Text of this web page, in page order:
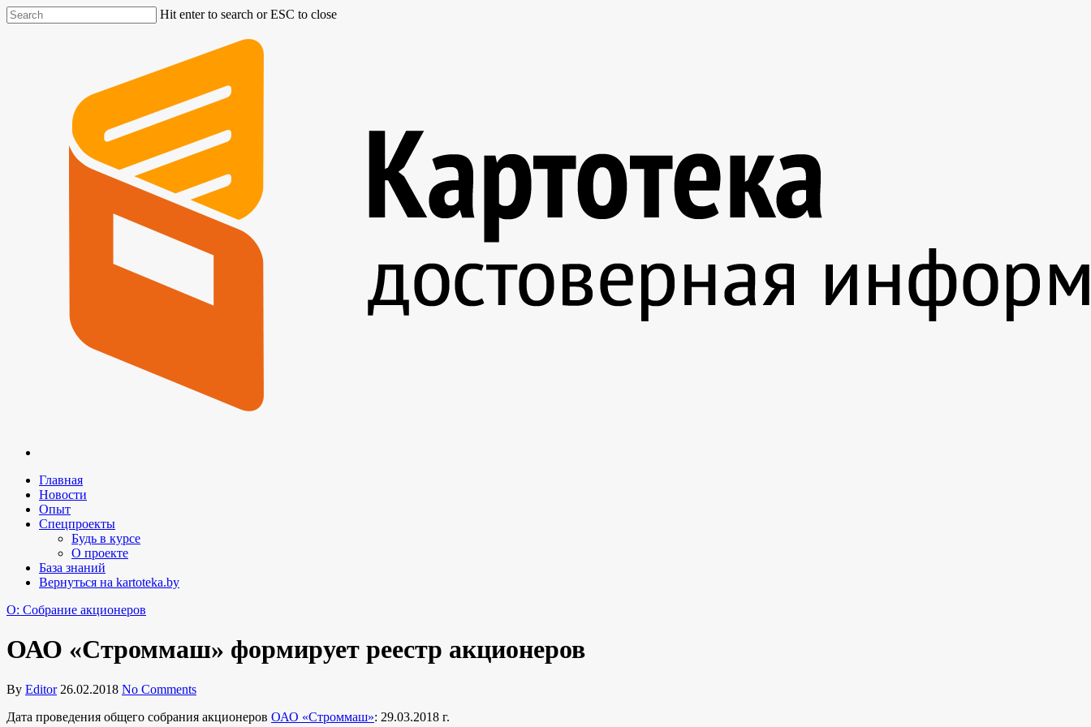
Hit enter to search or ESC to close
Главная
Новости
Опыт
Спецпроекты
Будь в курсе
О проекте
База знаний
Вернуться на kartoteka.by
O: Собрание акционеров
ОАО «Строммаш» формирует реестр акционеров
By Editor 26.02.2018 No Comments
Дата проведения общего собрания акционеров ОАО «Строммаш»: 29.03.2018 г.